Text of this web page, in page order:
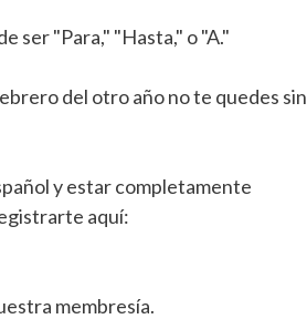
ser "Para," "Hasta," o "A."
del otro año no te quedes sin
y estar completamente
aquí:
membresía.